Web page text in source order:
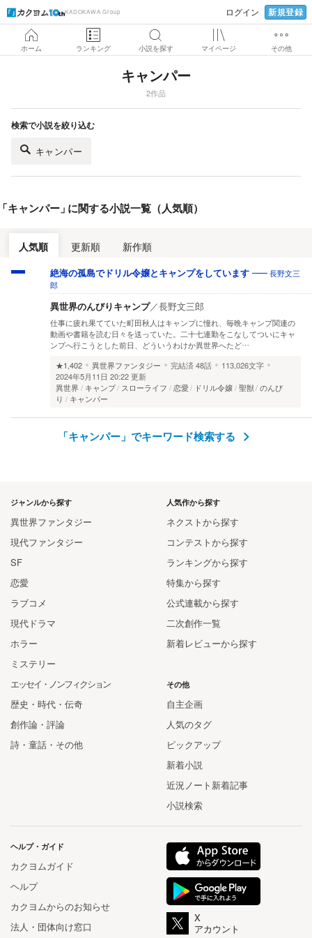
KADOKAWA Group ログイン 新規登録
ホーム ランキング 小説を探す マイページ その他
キャンパー
2作品
検索で小説を絞り込む
キャンパー
キャンパー 」に関する小説一覧（人気順）
人気順 更新順 新作順
絶海の孤島でドリル令嬢とキャンプをしています
長野文三
郎
異世界のんびりキャンプ／長野文三郎
仕事に疲れ果てていた町田秋人はキャンプに憧れ、毎晩キャンプ関連の
動画や書籍を読む日々を送っていた。二十七連勤をこなしてついにキャ
ンプへ行こうとした前日、どういうわけか異世界へたど…
★1,402
異世界ファンタジー 完結済48話
113,026文字
2024年5月11日 20:22 更新
異世界
キャンプ スローライフ 恋愛 ドリル令嬢 聖獣 のんび
り
キャンパー
「キャンパー」でキーワード検索する
人気作から探す
ネクストから探す
コンテストから探す
ランキングから探す
特集から探す
公式連載から探す
二次創作一覧
新着レビューから探す
ジャンルから探す
異世界ファンタジー
現代ファンタジー
SF
恋愛
ラブコメ
現代ドラマ
ホラー
ミステリー
エッセイ・ノンフィクション
歴史・時代・伝奇
創作論・評論
詩・童話・その他
その他
自主企画
人気のタグ
ピックアップ
新着小説
近況ノート新着記事
小説検索
ヘルプ・ガイド
カクヨムガイド
ヘルプ
カクヨムからのお知らせ
法人・団体向け窓口
X
アカウント